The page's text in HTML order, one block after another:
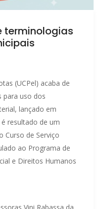
terminologias
(UCPel) acaba de
para uso dos
lançado em
resultado de um
Curso de Serviço
ao Programa de
e Direitos Humanos